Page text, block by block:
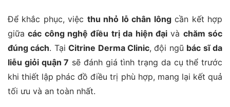
Để khắc phục, việc thu nhỏ lỗ chân lôngcần kết hợp
giữacác công nghệ điều trị da hiện đạivà chăm sóc
đúng cách. TạiCitrine Derma Clinic, đội ngũ bác sĩ da
liễu giỏi quận 7 sẽ đánh giá tình trạng da cụ thể trước
khi thiết lập phác đồ điều trị phù hợp, mang lại kết quả
tối ưu và an toàn nhất.